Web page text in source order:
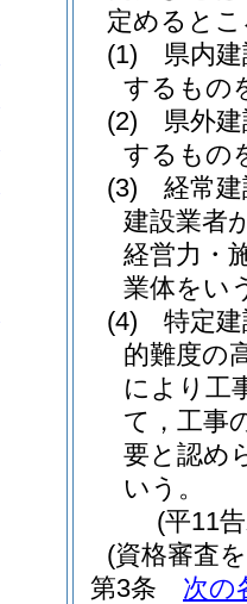
定めると
(1)
県内
するもの
(2)
県外
するもの
(3)
経常
建設業者
経営力・
業体をい
(4)
特定
的難度の
により工
て，工事
要と認め
いう。
(平11
(資格審査
第3条
次の